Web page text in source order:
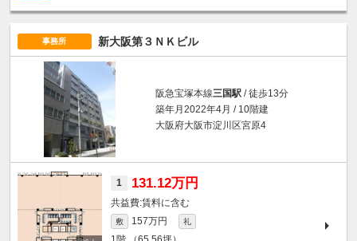
事務所 新大阪第３ＮＫビル
阪急宝塚本線三国駅 / 徒歩13分
築年月2022年4月 / 10階建
大阪府大阪市淀川区宮原4
1 131.12万円
賃料に含む
敷 157万円 礼